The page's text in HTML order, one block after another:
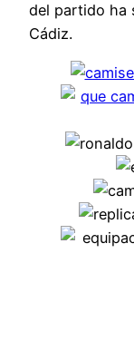
del partido ha
Cádiz.